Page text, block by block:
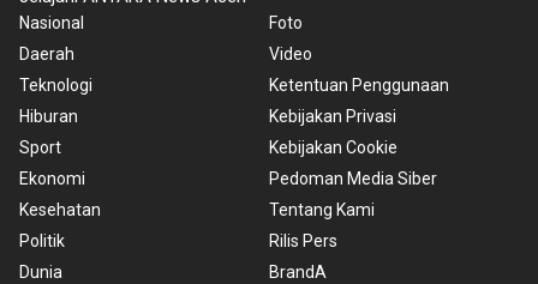
Nasional
Daerah
Teknologi
Hiburan
Sport
Ekonomi
Kesehatan
Politik
Dunia
Foto
Video
Ketentuan Penggunaan
Kebijakan Privasi
Kebijakan Cookie
Pedoman Media Siber
Tentang Kami
Rilis Pers
BrandA